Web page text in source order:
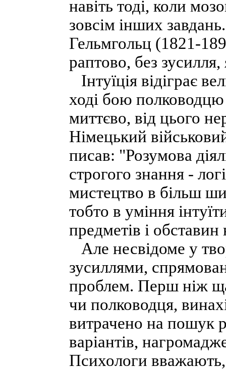
навіть тоді, коли
зовсім інших
Гельмгольц (1821-
раптово, без
Інтуїція відіграє
ході бою
миттєво, від цього
Німецький
писав: "Розумова
строгого знання -
мистецтво в більш
тобто в уміння
предметів і
Але несвідоме у
зусиллями,
проблем. Перш ніж
чи полководця,
витрачено на пошук
варіантів,
Психологи